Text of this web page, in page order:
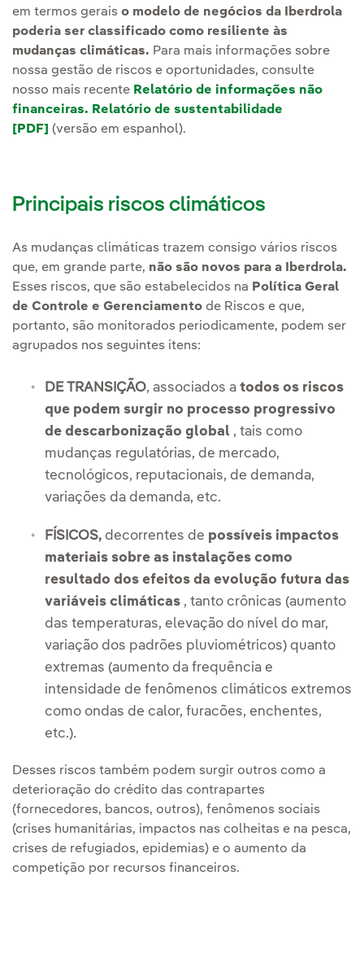
em termos gerais o modelo de negócios da Iberdrola
poderia ser classificado como resiliente às
mudanças climáticas. Para mais informações sobre
nossa gestão de riscos e oportunidades, consulte
nosso mais recente Relatório de informações não
financeiras. Relatório de sustentabilidade
[PDF] (versão em espanhol).
Principais riscos climáticos
As mudanças climáticas trazem consigo vários riscos
que, em grande parte, não são novos para a Iberdrola.
Esses riscos, que são estabelecidos na Política Geral
de Controle e Gerenciamento de Riscos e que,
portanto, são monitorados periodicamente, podem ser
agrupados nos seguintes itens:
DE TRANSIÇÃO, associados a todos os riscos
que podem surgir no processo progressivo
de descarbonização global , tais como
mudanças regulatórias, de mercado,
tecnológicos, reputacionais, de demanda,
variações da demanda, etc.
FÍSICOS, decorrentes de possíveis impactos
materiais sobre as instalações como
resultado dos efeitos da evolução futura das
variáveis climáticas , tanto crônicas (aumento
das temperaturas, elevação do nível do mar,
variação dos padrões pluviométricos) quanto
extremas (aumento da frequência e
intensidade de fenômenos climáticos extremos
como ondas de calor, furacões, enchentes,
etc.).
Desses riscos também podem surgir outros como a
deterioração do crédito das contrapartes
(fornecedores, bancos, outros), fenômenos sociais
(crises humanitárias, impactos nas colheitas e na pesca,
crises de refugiados, epidemias) e o aumento da
competição por recursos financeiros.